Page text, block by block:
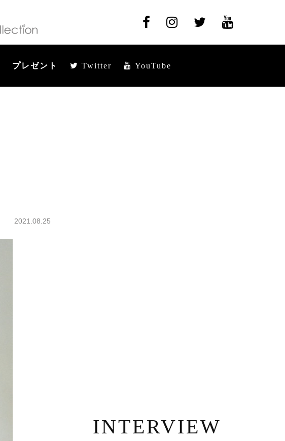
プレゼント Twitter YouTube
2021.08.25
INTERVIEW